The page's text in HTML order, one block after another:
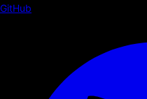
GitHub